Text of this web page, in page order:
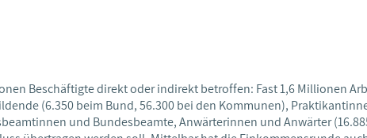
Beschäftigte direkt oder indirekt betroffen: Fast 1,6 Millionen
(6.350 beim Bund, 56.300 bei den Kommunen),
und Bundesbeamte, Anwärterinnen und Anwärter